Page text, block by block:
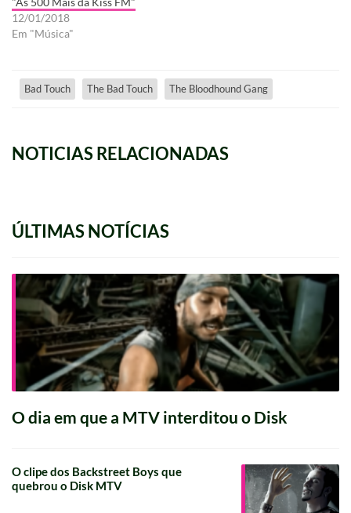
12/01/2018
Em "Música"
Bad Touch The Bad Touch The Bloodhound Gang
NOTICIAS RELACIONADAS
ÚLTIMAS NOTÍCIAS
O dia em que a MTV interditou o Disk
O clipe dos Backstreet Boys que
quebrou o Disk MTV